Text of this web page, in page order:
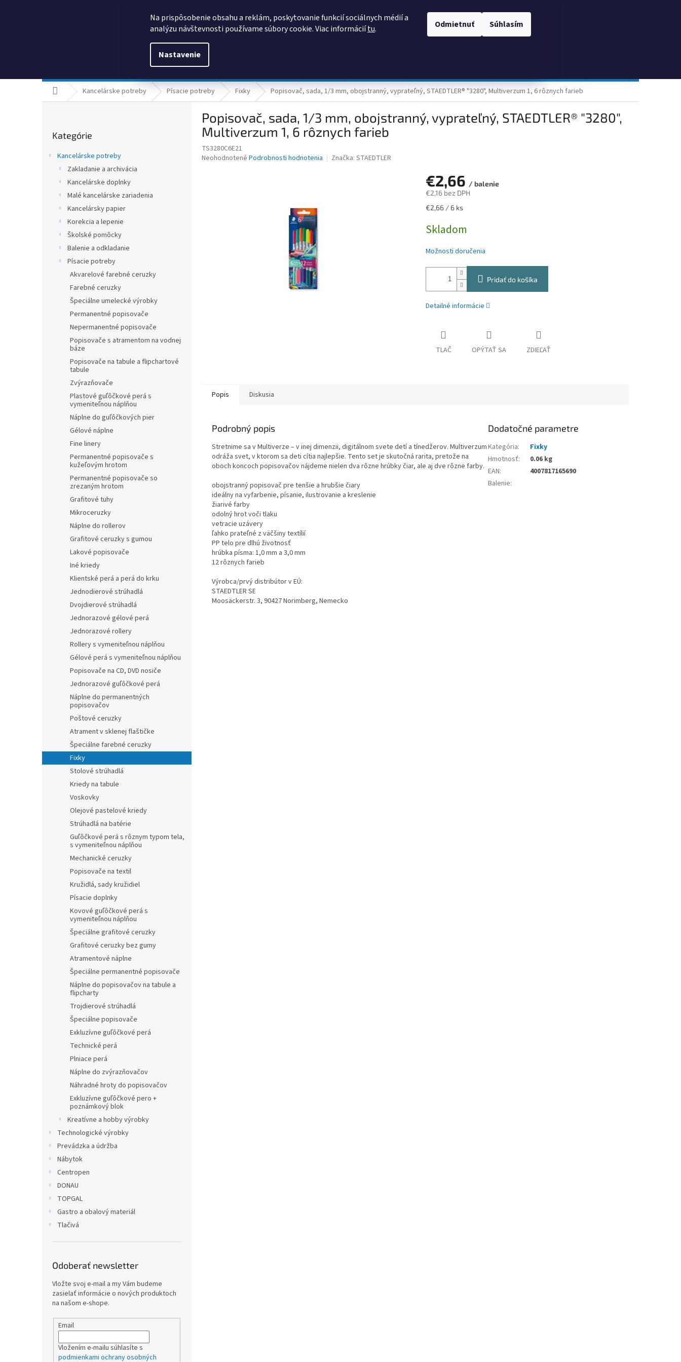
Na prispôsobenie obsahu a reklám, poskytovanie funkcií sociálnych médií a
analýzu návštevnosti používame súbory cookie. Viac informáciítu.
Nastavenie
Odmietnuť Súhlasím
DomovKancelárske potreby Písacie potreby Fixky Popisovač, sada, 1/3 mm, obojstranný, vyprateľný, STAEDTLER® "3280", Multiverzum 1, 6 rôznych farieb
kategórie
Kategórie
Kancelárske potreby
Zakladanie a archivácia
Kancelárske doplnky
Malé kancelárske zariadenia
Kancelársky papier
Korekcia a lepenie
Školské pomôcky
Balenie a odkladanie
Písacie potreby
Akvarelové farebné ceruzky
Farebné ceruzky
Špeciálne umelecké výrobky
Permanentné popisovače
Nepermanentné popisovače
Popisovače s atramentom na vodnej
báze
Popisovače na tabule a flipchartové
tabule
Zvýrazňovače
Plastové guľôčkové perá s
vymeniteľnou náplňou
Náplne do guľôčkových pier
Gélové náplne
Fine linery
Permanentné popisovače s
kužeľovým hrotom
Permanentné popisovače so
zrezaným hrotom
Grafitové tuhy
Mikroceruzky
Náplne do rollerov
Grafitové ceruzky s gumou
Lakové popisovače
Iné kriedy
Klientské perá a perá do krku
Jednodierové strúhadlá
Dvojdierové strúhadlá
Jednorazové gélové perá
Jednorazové rollery
Rollery s vymeniteľnou náplňou
Gélové perá s vymeniteľnou náplňou
Popisovače na CD, DVD nosiče
Jednorazové guľôčkové perá
Náplne do permanentných
popisovačov
Poštové ceruzky
Atrament v sklenej flaštičke
Špeciálne farebné ceruzky
Fixky
Stolové strúhadlá
Kriedy na tabule
Voskovky
Olejové pastelové kriedy
Strúhadlá na batérie
Guľôčkové perá s rôznym typom tela,
s vymeniteľnou náplňou
Mechanické ceruzky
Popisovače na textil
Kružidlá, sady kružidiel
Písacie doplnky
Kovové guľôčkové perá s
vymeniteľnou náplňou
Špeciálne grafitové ceruzky
Grafitové ceruzky bez gumy
Atramentové náplne
Špeciálne permanentné popisovače
Náplne do popisovačov na tabule a
flipcharty
Trojdierové strúhadlá
Špeciálne popisovače
Exkluzívne guľôčkové perá
Technické perá
Plniace perá
Náplne do zvýrazňovačov
Náhradné hroty do popisovačov
Exkluzívne guľôčkové pero +
poznámkový blok
Kreatívne a hobby výrobky
Technologické výrobky
Prevádzka a údržba
Nábytok
Centropen
DONAU
TOPGAL
Gastro a obalový materiál
Tlačivá
Odoberať newsletter
Vložte svoj e-mail a my Vám budeme
zasielať informácie o nových produktoch
na našom e-shope.
Email
Vložením e-mailu súhlasíte s
podmienkami ochrany osobných
Popisovač, sada, 1/3 mm, obojstranný, vyprateľný, STAEDTLER® "3280",
Multiverzum 1, 6 rôznych farieb
TS3280C6E21
Priemerné
Neohodnotené Podrobnosti hodnotenia Značka: STAEDTLER
€2,66 / balenie
€2,16 bez DPH
Jednotková
€2,66 / 6 ks
Skladom
Možnosti doručenia
Pridať do košíka
Detailné informácie
TLAČ OPÝTAŤ SA ZDIEĽAŤ
Popis Diskusia
Podrobný popis
Stretnime sa v Multiverze – v inej dimenzii, digitálnom svete detí a tínedžerov. Multiverzum
odráža svet, v ktorom sa deti cítia najlepšie. Tento set je skutočná rarita, pretože na
oboch koncoch popisovačov nájdeme nielen dva rôzne hrúbky čiar, ale aj dve rôzne farby.
obojstranný popisovač pre tenšie a hrubšie čiary
ideálny na vyfarbenie, písanie, ilustrovanie a kreslenie
žiarivé farby
odolný hrot voči tlaku
vetracie uzávery
ľahko prateľné z väčšiny textílií
PP telo pre dlhú životnosť
hrúbka písma: 1,0 mm a 3,0 mm
12 rôznych farieb
Výrobca/prvý distribútor v EÚ:
STAEDTLER SE
Moosäckerstr. 3, 90427 Norimberg, Nemecko
Dodatočné parametre
Kategória:
Fixky
Hmotnosť:
0.06 kg
EAN:
4007817165690
Balenie: